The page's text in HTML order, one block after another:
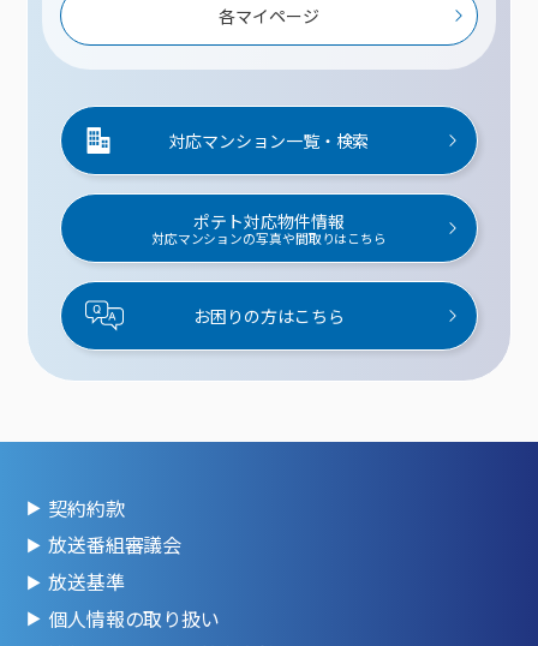
各マイページ
対応マンション一覧・検索
ポテト対応物件情報
対応マンションの写真や間取りはこちら
お困りの方はこちら
契約約款
放送番組審議会
放送基準
個人情報の取り扱い